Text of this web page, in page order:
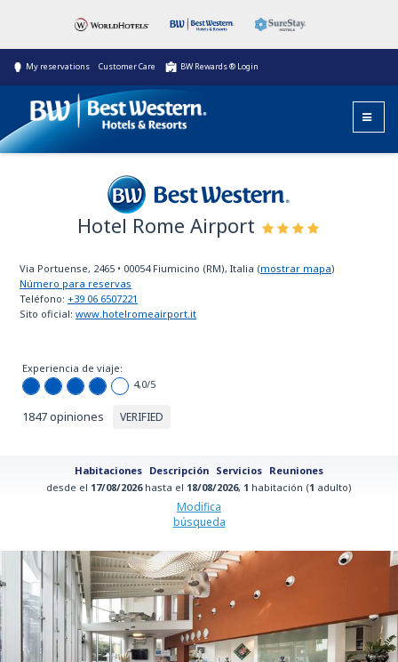
My reservations Customer Care BW Rewards ® Login
Best Western
Hotel Rome Airport
Via Portuense, 2465 • 00054 Fiumicino (RM), Italia (mostrar mapa)
Número para reservas
Teléfono: +39 06 6507221
Sito oficial: www.hotelromeairport.it
Experiencia de viaje:
4,0/5
1847 opiniones VERIFIED
Habitaciones Descripción Servicios Reuniones
desde el 17/08/2026hasta el 18/08/2026, 1 habitación (1 adulto)
Modifica
búsqueda